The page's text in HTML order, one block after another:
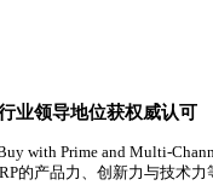
有率第一！
ERP中市场占有率